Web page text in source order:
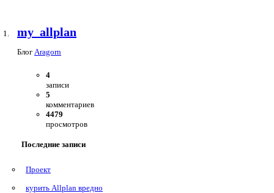
my_allplan
Блог Aragorn
4
записи
5
комментариев
4479
просмотров
Последние записи
Проект
курить Allplan вредно